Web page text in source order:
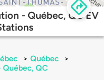
- Québec, QC EV
> Québec
>
Québec, QC